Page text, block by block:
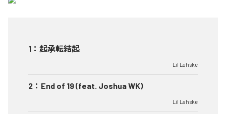
1 ： 起承転結起
Lil Lahske
2 ： End of 19 (feat. Joshua WK)
Lil Lahske